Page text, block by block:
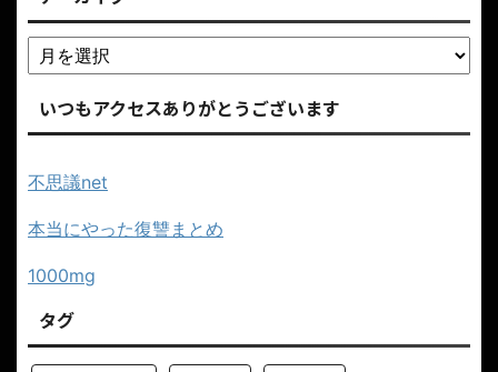
いつもアクセスありがとうございます
不思議net
本当にやった復讐まとめ
1000mg
タグ